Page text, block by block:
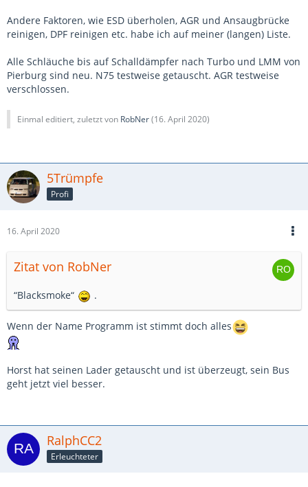
Andere Faktoren, wie ESD überholen, AGR und Ansaugbrücke
reinigen, DPF reinigen etc. habe ich auf meiner (langen) Liste.
Alle Schläuche bis auf Schalldämpfer nach Turbo und LMM von
Pierburg sind neu. N75 testweise getauscht. AGR testweise
verschlossen.
Einmal editiert, zuletzt von RobNer(16. April 2020)
5Trümpfe
Profi
16. April 2020
Zitat von RobNer
“Blacksmoke“ .
Wenn der Name Programm ist stimmt doch alles
Horst hat seinen Lader getauscht und ist überzeugt, sein Bus
geht jetzt viel besser.
RalphCC2
Erleuchteter